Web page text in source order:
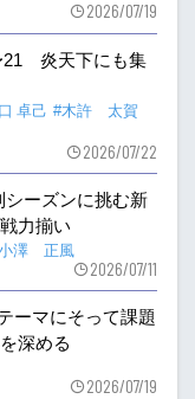
2026/07/19
21 炎天下にも集
卓己 #木許 太賀
2026/07/22
シーズンに挑む新
力揃い
澤 正風
2026/07/11
ーマにそって課題
深める
2026/07/19